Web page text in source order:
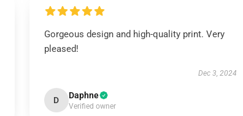
Gorgeous design and high-quality print. Very
pleased!
Dec 3, 2024
D Daphne
Verified owner